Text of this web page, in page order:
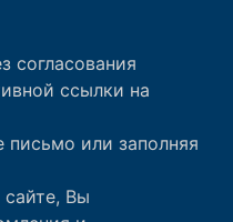
согласования
ссылки на
письмо или заполняя
Вы